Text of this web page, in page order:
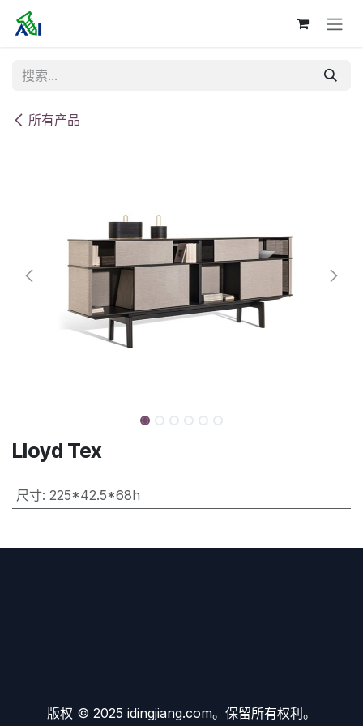
跳至内容
所有产品
Lloyd Tex
尺寸: 225*42.5*68h
版权 © 2025 idingjiang.com。保留所有权利。